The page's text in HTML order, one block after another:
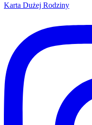
Karta Dużej Rodziny